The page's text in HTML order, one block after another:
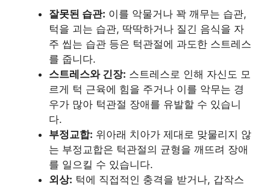
잘못된 습관: 이를 악물거나 꽉 깨무는 습관,
턱을 괴는 습관, 딱딱하거나 질긴 음식을 자
주 씹는 습관 등은 턱관절에 과도한 스트레스
를 줍니다.
스트레스와 긴장: 스트레스로 인해 자신도 모
르게 턱 근육에 힘을 주거나 이를 악무는 경
우가 많아 턱관절 장애를 유발할 수 있습니
다.
부정교합: 위아래 치아가 제대로 맞물리지 않
는 부정교합은 턱관절의 균형을 깨뜨려 장애
를 일으킬 수 있습니다.
외상: 턱에 직접적인 충격을 받거나, 갑작스